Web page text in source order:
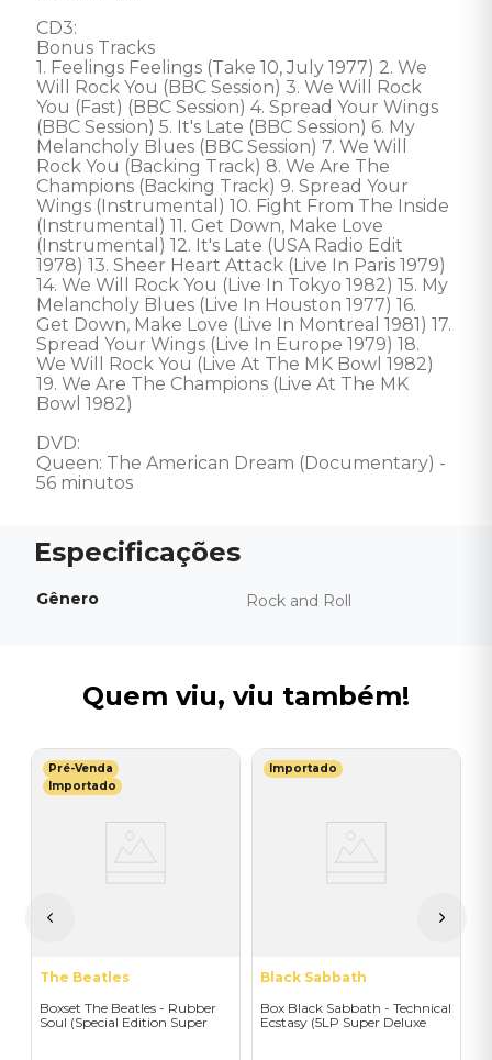
CD3:
Bonus Tracks
1. Feelings Feelings (Take 10, July 1977) 2. We
Will Rock You (BBC Session) 3. We Will Rock
You (Fast) (BBC Session) 4. Spread Your Wings
(BBC Session) 5. It's Late (BBC Session) 6. My
Melancholy Blues (BBC Session) 7. We Will
Rock You (Backing Track) 8. We Are The
Champions (Backing Track) 9. Spread Your
Wings (Instrumental) 10. Fight From The Inside
(Instrumental) 11. Get Down, Make Love
(Instrumental) 12. It's Late (USA Radio Edit
1978) 13. Sheer Heart Attack (Live In Paris 1979)
14. We Will Rock You (Live In Tokyo 1982) 15. My
Melancholy Blues (Live In Houston 1977) 16.
Get Down, Make Love (Live In Montreal 1981) 17.
Spread Your Wings (Live In Europe 1979) 18.
We Will Rock You (Live At The MK Bowl 1982)
19. We Are The Champions (Live At The MK
Bowl 1982)
DVD:
Queen: The American Dream (Documentary) -
56 minutos
Gênero Rock and Roll
Quem viu, viu também!
Pré-Venda
Importado
The Beatles
Boxset The Beatles - Rubber
Soul (Special Edition Super
Importado
Black Sabbath
Box Black Sabbath - Technical
Ecstasy (5LP Super Deluxe